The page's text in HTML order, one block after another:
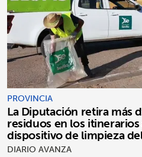
PROVINCIA
La Diputación retira más
residuos en los
dispositivo de limpieza
DIARIO AVANZA